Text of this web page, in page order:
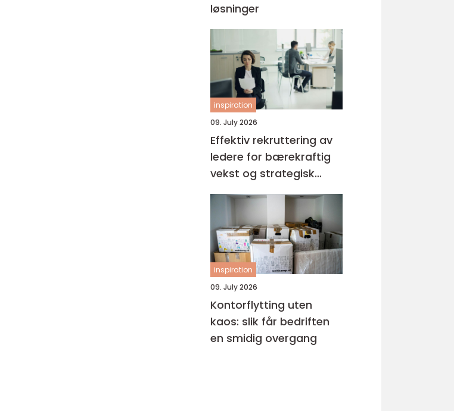
løsninger
inspiration
09. July 2026
Effektiv rekruttering av
ledere for bærekraftig
vekst og strategisk
suksess
inspiration
09. July 2026
Kontorflytting uten
kaos: slik får bedriften
en smidig overgang